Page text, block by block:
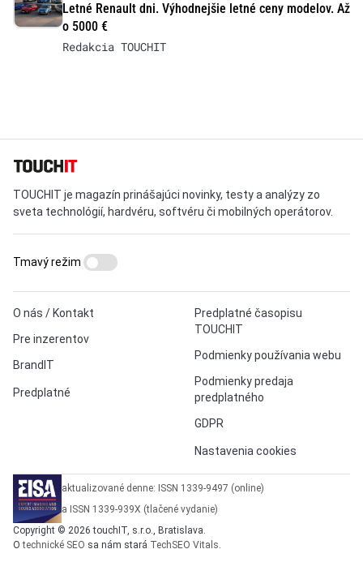
Letné Renault dni. Výhodnejšie letné ceny modelov. Až
o 5000 €
Redakcia TOUCHIT
TOUCHIT je magazín prinášajúci novinky, testy a analýzy zo
sveta technológií, hardvéru, softvéru či mobilných operátorov.
O nás / Kontakt
Pre inzerentov
BrandIT
Predplatné
Predplatné časopisu
TOUCHIT
Podmienky používania webu
Podmienky predaja
predplatného
GDPR
Nastavenia cookies
Tmavý režim
aktualizované denne: ISSN 1339-9497 (online)
a ISSN 1339-939X (tlačené vydanie)
Copyright © 2026 touchIT, s.r.o., Bratislava.
Otechnické SEO sa nám stará TechSEO Vitals